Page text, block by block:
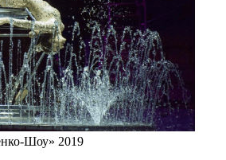
Шоу» 2019